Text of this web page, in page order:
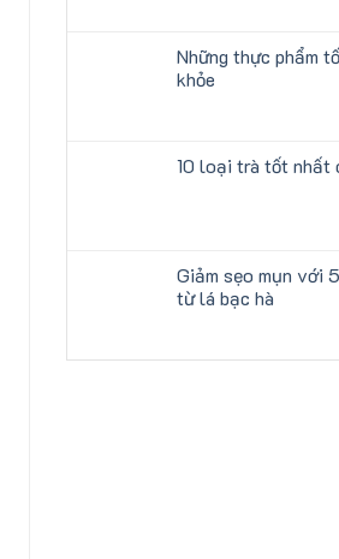
Những thực phẩm
khỏe
10 loại trà tốt nhất
Giảm sẹo mụn với
từ lá bạc hà